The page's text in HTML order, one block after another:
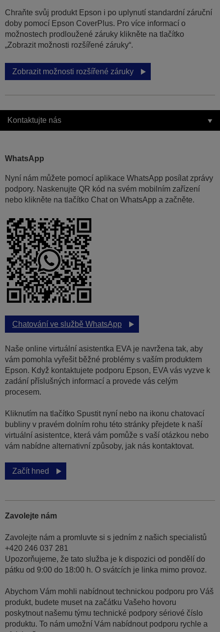
Chraňte svůj produkt Epson i po uplynutí standardní záruční
doby pomocí Epson CoverPlus. Pro více informací o
možnostech prodloužené záruky klikněte na tlačítko
„Zobrazit možnosti rozšířené záruky“.
Zobrazit možnosti rozšířené záruky
Kontaktujte nás
WhatsApp
Nyní nám můžete pomocí aplikace WhatsApp posílat zprávy
podpory. Naskenujte QR kód na svém mobilním zařízení
nebo klikněte na tlačítko Chat on WhatsApp a začněte.
Chatování ve službě WhatsApp
Naše online virtuální asistentka EVA je navržena tak, aby
vám pomohla vyřešit běžné problémy s vaším produktem
Epson. Když kontaktujete podporu Epson, EVA vás vyzve k
zadání příslušných informací a provede vás celým
procesem.
Kliknutím na tlačítko Spustit nyní nebo na ikonu chatovací
bubliny v pravém dolním rohu této stránky přejdete k naší
virtuální asistentce, která vám pomůže s vaší otázkou nebo
vám nabídne alternativní způsoby, jak nás kontaktovat.
Začít hned
Zavolejte nám
Zavolejte nám a promluvte si s jedním z našich specialistů
+420 246 037 281
Upozorňujeme, že tato služba je k dispozici od pondělí do
pátku od 9:00 do 18:00 h. O svátcích je linka mimo provoz.
Abychom Vám mohli nabídnout technickou podporu pro Váš
produkt, budete muset na začátku Vašeho hovoru
poskytnout našemu týmu technické podpory sériové číslo
produktu. To nám umožní Vám nabídnout podporu rychle a